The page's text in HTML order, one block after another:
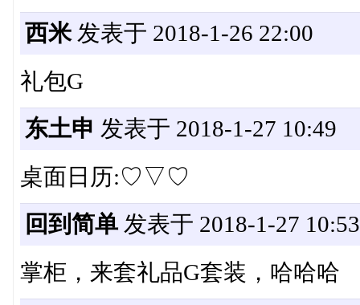
西米发表于 2018-1-26 22:00
礼包G
东土申 发表于 2018-1-27 10:49
桌面日历:♡▽♡
回到简单发表于 2018-1-27 10:53
掌柜，来套礼品G套装，哈哈哈